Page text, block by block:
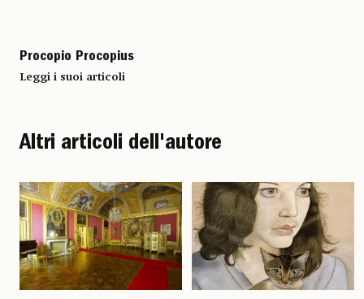
Procopio Procopius
Leggi i suoi articoli
Altri articoli dell'autore